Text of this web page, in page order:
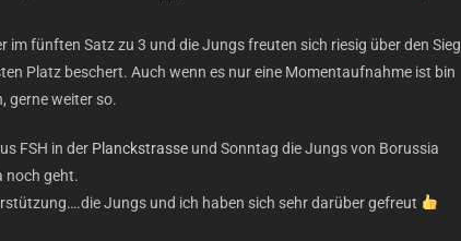
fünften Satz zu 3 und die Jungs freuten sich riesig über den Sieg
Platz beschert. Auch wenn es nur eine Momentaufnahme ist bin
gerne weiter so.
FSH in der Planckstrasse und Sonntag die Jungs von Borussia
noch geht.
Jungs und ich haben sich sehr darüber gefreut